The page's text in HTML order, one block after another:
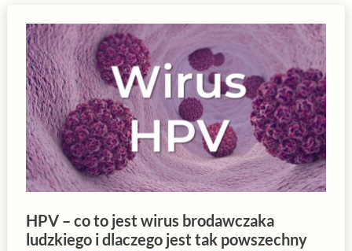
HPV – co to jest wirus brodawczaka
ludzkiego i dlaczego jest tak powszechny